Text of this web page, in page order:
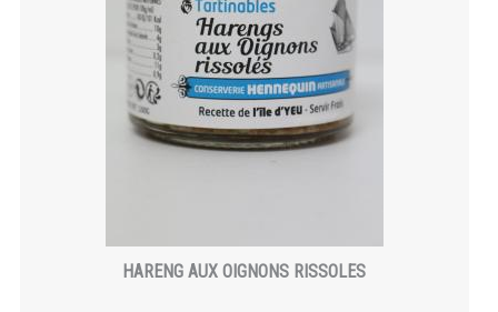
HARENG AUX OIGNONS RISSOLES